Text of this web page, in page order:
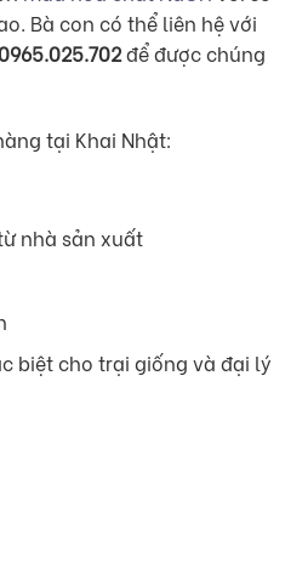
Bà con có thể liên hệ với
để được chúng
tại Khai Nhật:
nhà sản xuất
biệt cho trại giống và đại lý